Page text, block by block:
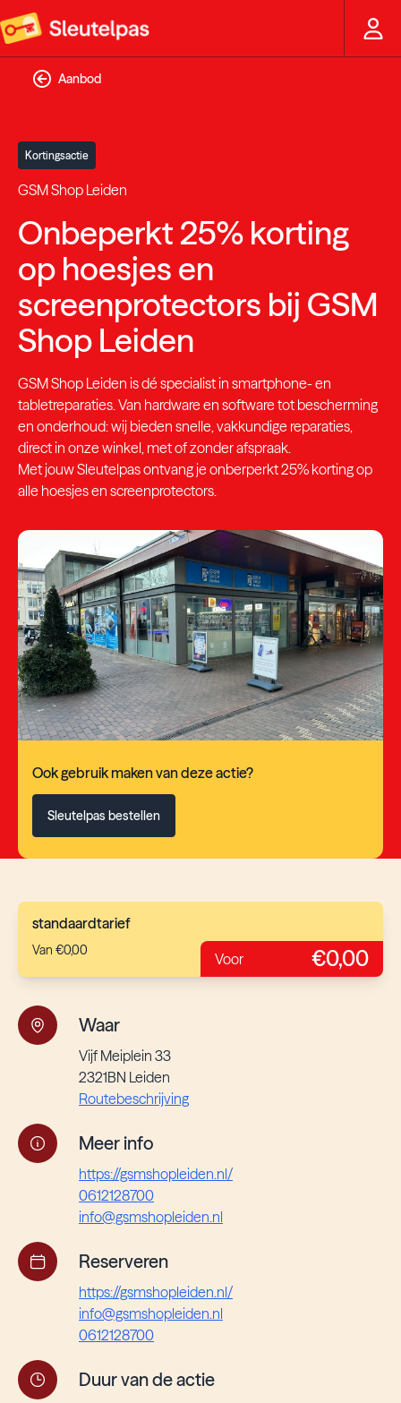
Aanbod
Kortingsactie
GSM Shop Leiden
Onbeperkt 25% korting
op hoesjes en
screenprotectors bij GSM
Shop Leiden
GSM Shop Leiden is dé specialist in smartphone- en
tabletreparaties. Van hardware en software tot bescherming
en onderhoud: wij bieden snelle, vakkundige reparaties,
direct in onze winkel, met of zonder afspraak.
Met jouw Sleutelpas ontvang je onberperkt 25% korting op
alle hoesjes en screenprotectors.
Ook gebruik maken van deze actie?
Sleutelpas bestellen
standaardtarief
Van €0,00 Voor €0,00
Waar
Vijf Meiplein 33
2321BN Leiden
Routebeschrijving
Meer info
https://gsmshopleiden.nl/
0612128700
info@gsmshopleiden.nl
Reserveren
https://gsmshopleiden.nl/
info@gsmshopleiden.nl
0612128700
Duur van de actie